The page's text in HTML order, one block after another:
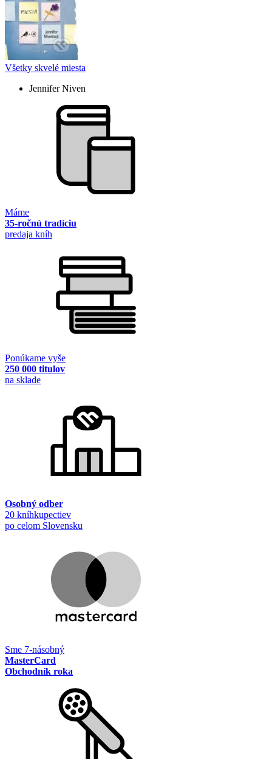
Všetky skvelé miesta
Jennifer Niven
Máme
35-ročnú tradíciu
predaja kníh
Ponúkame vyše
250 000 titulov
na sklade
Osobný odber
20 kníhkupectiev
po celom Slovensku
Sme 7-násobný
MasterCard
Obchodník roka